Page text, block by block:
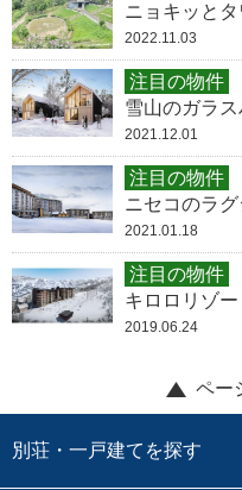
ニョキッと
2022.11.03
注目の物件
雪山のガラ
2021.12.01
注目の物件
ニセコのラ
2021.01.18
注目の物件
キロロリゾ
2019.06.24
ペー
別荘・一戸建てを探す